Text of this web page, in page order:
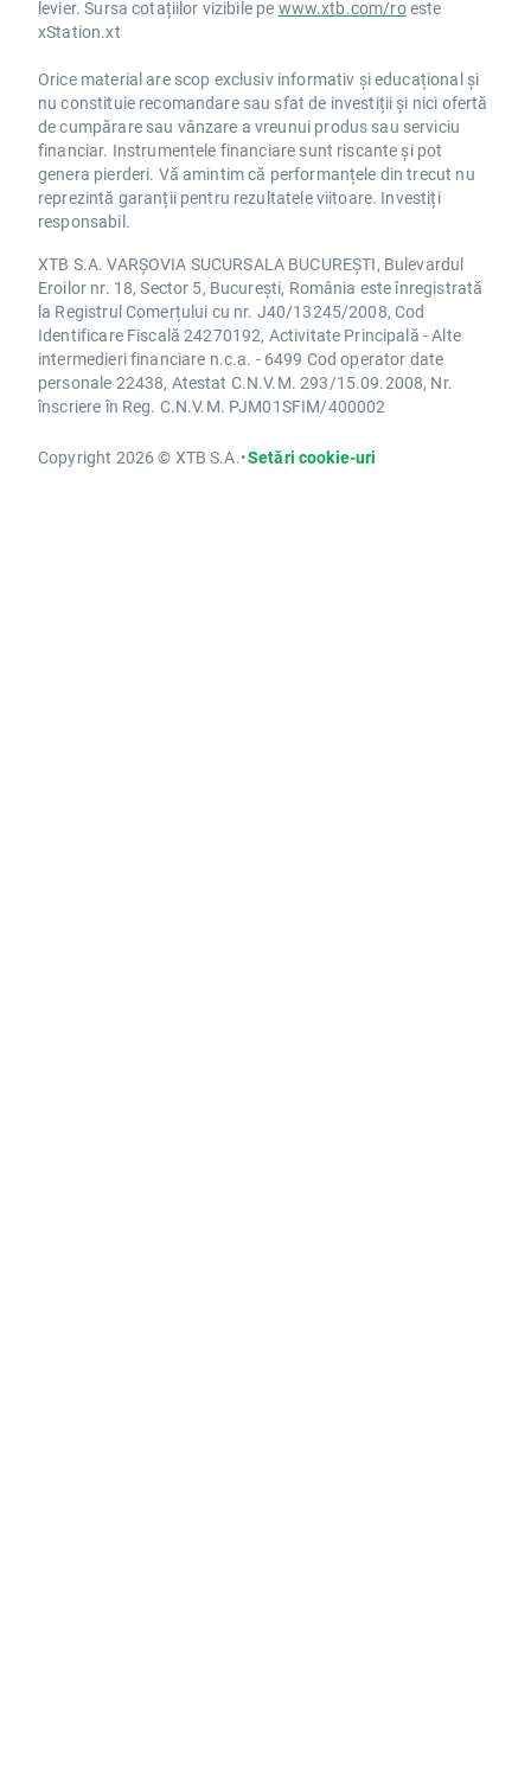
levier. Sursa cotațiilor vizibile pe www.xtb.com/roeste
xStation.xt
Orice material are scop exclusiv informativ și educațional și
nu constituie recomandare sau sfat de investiții și nici ofertă
de cumpărare sau vânzare a vreunui produs sau serviciu
financiar. Instrumentele financiare sunt riscante și pot
genera pierderi. Vă amintim că performanțele din trecut nu
reprezintă garanții pentru rezultatele viitoare. Investiți
responsabil.
XTB S.A. VARȘOVIA SUCURSALA BUCUREȘTI, Bulevardul
Eroilor nr. 18, Sector 5, București, România este înregistrată
la Registrul Comerțului cu nr. J40/13245/2008, Cod
Identificare Fiscală 24270192, Activitate Principală - Alte
intermedieri financiare n.c.a. - 6499 Cod operator date
personale 22438, Atestat C.N.V.M. 293/15.09.2008, Nr.
înscriere în Reg. C.N.V.M. PJM01SFIM/400002
Copyright 2026 © XTB S.A.•Setări cookie-uri